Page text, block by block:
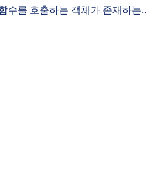
수를 호출하는 객체가 존재하는